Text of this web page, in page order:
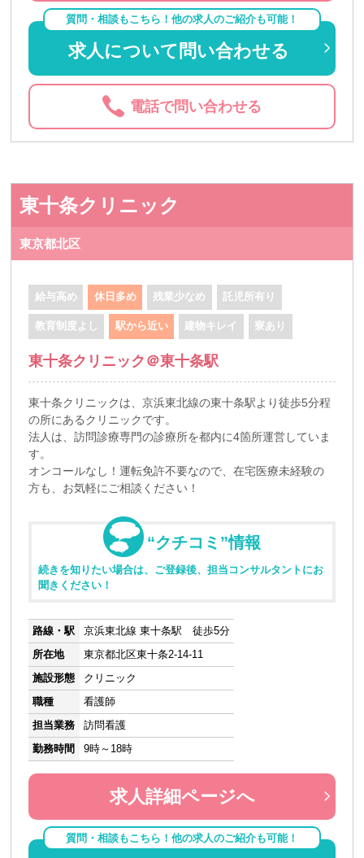
質問・相談もこちら！他の求人のご紹介も可能！
求人について問い合わせる
電話で問い合わせる
東十条クリニック
東京都北区
給与高め 休日多め 残業少なめ 託児所有り
教育制度よし 駅から近い 建物キレイ 寮あり
東十条クリニック＠東十条駅
東十条クリニックは、京浜東北線の東十条駅より徒歩5分程
の所にあるクリニックです。
法人は、訪問診療専門の診療所を都内に4箇所運営していま
す。
オンコールなし！運転免許不要なので、在宅医療未経験の
方も、お気軽にご相談ください！
“クチコミ”情報
続きを知りたい場合は、ご登録後、担当コンサルタントにお
聞きください！
路線・駅
京浜東北線 東十条駅 徒歩5分
所在地
東京都北区東十条2-14-11
施設形態
クリニック
職種
看護師
担当業務
訪問看護
勤務時間
9時～18時
求人詳細ページへ
質問・相談もこちら！他の求人のご紹介も可能！